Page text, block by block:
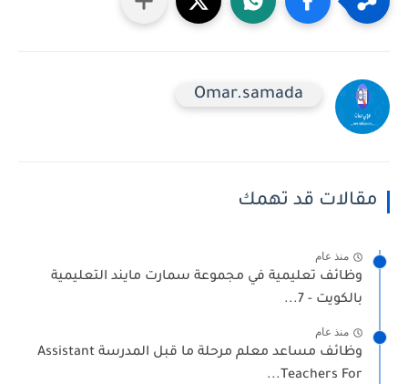
Omar.samada
مقالات قد تهمك
منذ عام
وظائف تعليمية في مجموعة سمارت مايند التعليمية
بالكويت - 7...
منذ عام
وظائف مساعد معلم مرحلة ما قبل المدرسة Assistant
Teachers For...